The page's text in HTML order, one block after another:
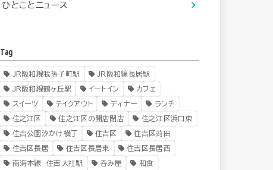
ひとことニュース
Tag
JR阪和線我孫子町駅 JR阪和線長居駅
JR阪和線鶴ヶ丘駅 イートイン カフェ
スイーツ テイクアウト ディナー ランチ
住之江区 住之江区の開店閉店 住之江区浜口東
住吉公園汐かけ横丁 住吉区 住吉区苅田
住吉区長居 住吉区長居東 住吉区長居西
南海本線 住吉大社駅 呑み屋 和食